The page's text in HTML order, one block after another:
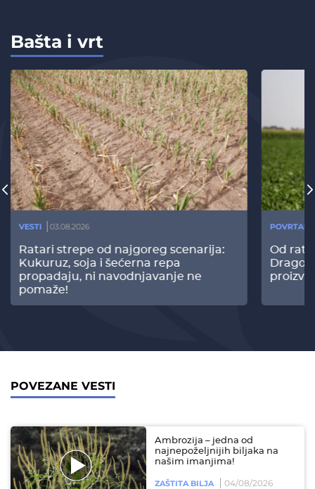
Bašta i vrt
VESTI 03.08.2026
Ratari strepe od najgoreg scenarija:
Kukuruz, soja i šećerna repa
propadaju, ni navodnjavanje ne
pomaže!
Od
POVEZANE VESTI
Ambrozija – jedna od
najnepoželjnijih biljaka na
našim imanjima!
ZAŠTITA BILJA 04/08/2026